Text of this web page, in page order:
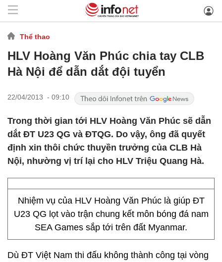
Thể thao
HLV Hoàng Văn Phúc chia tay CLB
Hà Nội để dẫn dắt đội tuyển
22/04/2013 - 09:10
Trong thời gian tới HLV Hoàng Văn Phúc sẽ dẫn
dắt ĐT U23 QG và ĐTQG. Do vậy, ông đã quyết
định xin thôi chức thuyền trưởng của CLB Hà
Nội, nhường vị trí lại cho HLV Triệu Quang Hà.
Nhiệm vụ của HLV Hoàng Văn Phúc là giúp ĐT
U23 QG lọt vào trận chung kết môn bóng đá nam
SEA Games sắp tới trên đất Myanmar.
Dù ĐT Việt Nam thi đấu không thành công tại vòng